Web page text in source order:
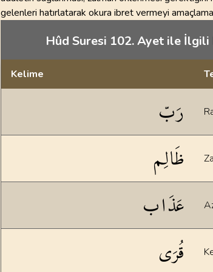
gelenleri hatırlatarak okura ibret vermeyi
Hûd Suresi 102. Ayet ile İlgili
Kelime
رَبّ
ظَالِم
عَذَاب
قُرَى